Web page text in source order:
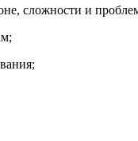
сложности и